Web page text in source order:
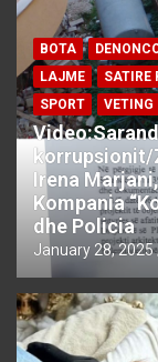
BOTA
LAJME
SATIRE
SPORT
VETING
korrupsionit/
Irena
Kompania
dhe Policia
January 28, 2025